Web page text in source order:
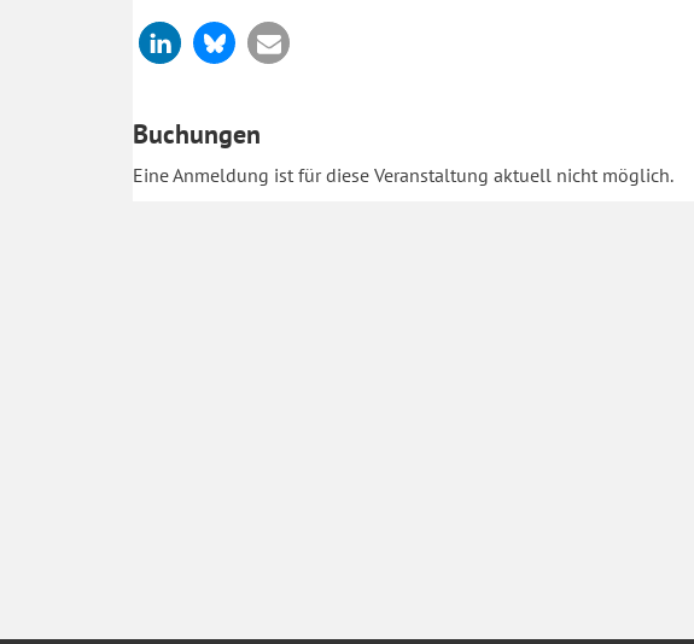
Buchungen
Eine Anmeldung ist für diese Veranstaltung aktuell nicht möglich.